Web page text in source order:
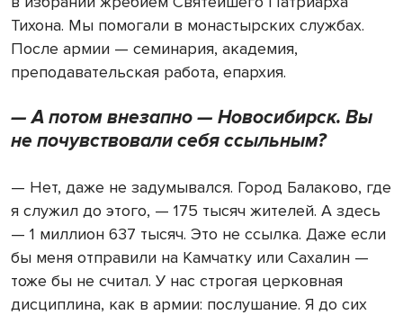
Тихона. Мы помогали в монастырских службах.
После армии — семинария, академия,
преподавательская работа, епархия.
— А потом внезапно — Новосибирск. Вы
не почувствовали себя ссыльным?
— Нет, даже не задумывался. Город Балаково, где
я служил до этого, — 175 тысяч жителей. А здесь
— 1 миллион 637 тысяч. Это не ссылка. Даже если
бы меня отправили на Камчатку или Сахалин —
тоже бы не считал. У нас строгая церковная
дисциплина, как в армии: послушание. Я до сих